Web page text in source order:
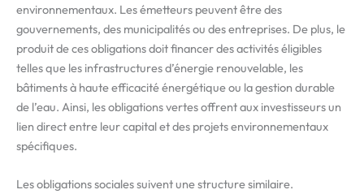
environnementaux. Les émetteurs peuvent être des
gouvernements, des municipalités ou des entreprises. De plus, le
produit de ces obligations doit financer des activités éligibles
telles que les infrastructures d’énergie renouvelable, les
bâtiments à haute efficacité énergétique ou la gestion durable
de l’eau. Ainsi, les obligations vertes offrent aux investisseurs un
lien direct entre leur capital et des projets environnementaux
spécifiques.
Les obligations sociales suivent une structure similaire.